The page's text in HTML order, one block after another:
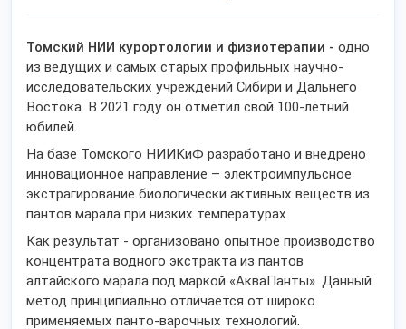
Томский НИИ курортологии и физиотерапии - одно
из ведущих и самых старых профильных научно-
исследовательских учреждений Сибири и Дальнего
Востока. В 2021 году он отметил свой 100-летний
юбилей.
На базе Томского НИИКиФ разработано и внедрено
инновационное направление – электроимпульсное
экстрагирование биологически активных веществ из
пантов марала при низких температурах.
Как результат - организовано опытное производство
концентрата водного экстракта из пантов
алтайского марала под маркой «АкваПанты». Данный
метод принципиально отличается от широко
применяемых панто-варочных технологий.